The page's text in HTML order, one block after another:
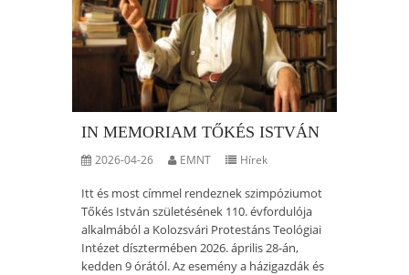
IN MEMORIAM TŐKÉS ISTVÁN
2026-04-26 EMNT Hírek
Itt és most címmel rendeznek szimpóziumot
Tőkés István születésének 110. évfordulója
alkalmából a Kolozsvári Protestáns Teológiai
Intézet dísztermében 2026. április 28-án,
kedden 9 órától. Az esemény a házigazdák és